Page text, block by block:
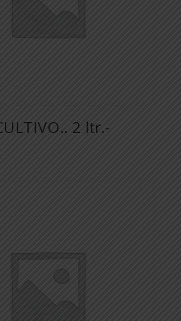
2 ltr.-